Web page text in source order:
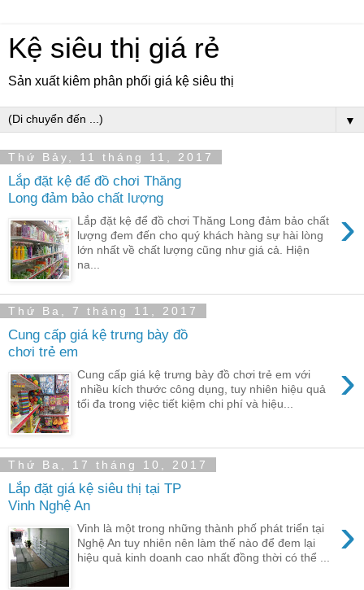
Kệ siêu thị giá rẻ
Sản xuất kiêm phân phối giá kệ siêu thị
▼
Thứ Bảy, 11 tháng 11, 2017
Lắp đặt kệ để đồ chơi Thăng
Long đảm bảo chất lượng
›
Lắp đặt kệ để đồ chơi Thăng Long đảm bảo chất
lượng đem đến cho quý khách hàng sự hài lòng
lớn nhất về chất lượng cũng như giá cả. Hiện
na...
Thứ Ba, 7 tháng 11, 2017
Cung cấp giá kệ trưng bày đồ
chơi trẻ em
›
Cung cấp giá kệ trưng bày đồ chơi trẻ em với
nhiều kích thước công dụng, tuy nhiên hiệu quả
tối đa trong việc tiết kiệm chi phí và hiệu...
Thứ Ba, 17 tháng 10, 2017
Lắp đặt giá kệ siêu thị tại TP
Vinh Nghệ An
›
Vinh là một trong những thành phố phát triển tại
Nghệ An tuy nhiên nên làm thế nào để đem lại
hiệu quả kinh doanh cao nhất đồng thời có thể ...